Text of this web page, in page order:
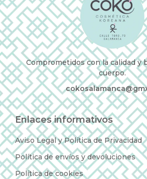
Comprometidos con la calidad y
cuerpo.
Enlaces informativos
Aviso Legal y Política de Privacidad
Política de envíos y devoluciones
Política de cookies